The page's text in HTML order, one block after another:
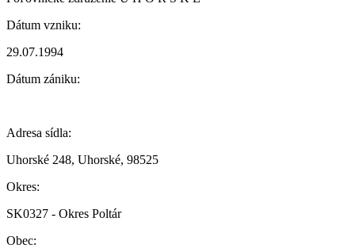
Dátum vzniku:
29.07.1994
Dátum zániku:
Adresa sídla:
Uhorské 248, Uhorské, 98525
Okres:
SK0327 - Okres Poltár
Obec: